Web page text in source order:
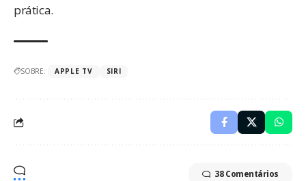
prática.
SOBRE: APPLE TV SIRI
38 Comentários